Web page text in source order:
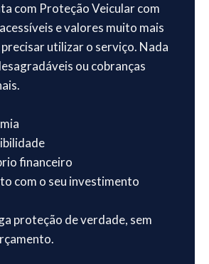
com Proteção Veicular com
e valores muito mais
utilizar o serviço. Nada
ou cobranças
financeiro
com o seu investimento
proteção de verdade, sem